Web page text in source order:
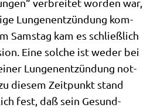
ver­brei­tet wor­den war,
Lun­gen­ent­zün­dung kom­
Sams­tag kam es schließ­lich
Eine sol­che ist weder bei
Lun­gen­ent­zün­dung not­
die­sem Zeit­punkt stand
fest, daß sein Gesund­